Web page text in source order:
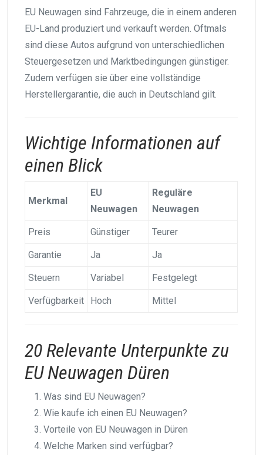
EU Neuwagen sind Fahrzeuge, die in einem anderen
EU-Land produziert und verkauft werden. Oftmals
sind diese Autos aufgrund von unterschiedlichen
Steuergesetzen und Marktbedingungen günstiger.
Zudem verfügen sie über eine vollständige
Herstellergarantie, die auch in Deutschland gilt.
Wichtige Informationen auf
einen Blick
Merkmal
EU
Neuwagen
Reguläre
Neuwagen
Preis Günstiger Teurer
Garantie Ja Ja
Steuern Variabel Festgelegt
Verfügbarkeit Hoch Mittel
20 Relevante Unterpunkte zu
EU Neuwagen Düren
Was sind EU Neuwagen?
Wie kaufe ich einen EU Neuwagen?
Vorteile von EU Neuwagen in Düren
Welche Marken sind verfügbar?